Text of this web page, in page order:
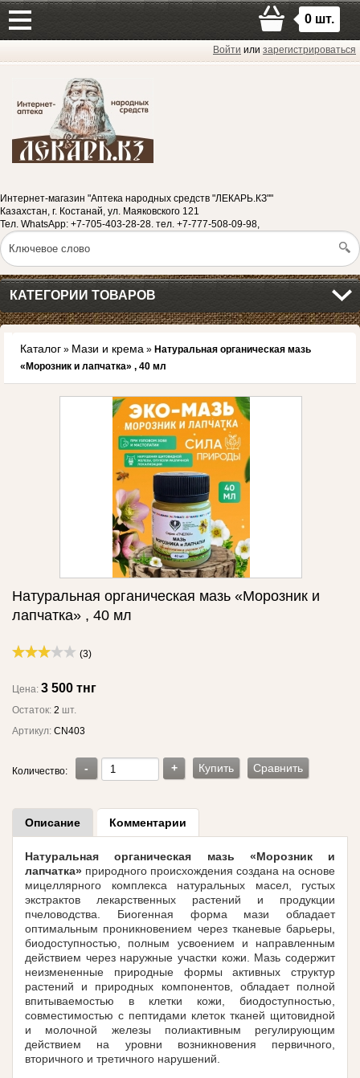
Войти или зарегистрироваться
Интернет-магазин "Аптека народных средств "ЛЕКАРЬ.КЗ""
Казахстан, г. Костанай, ул. Маяковского 121
Тел. WhatsApp: +7-705-403-28-28. тел. +7-777-508-09-98,
0 шт.
КАТЕГОРИИ ТОВАРОВ
Каталог » Мази и крема » Натуральная органическая мазь
«Морозник и лапчатка» , 40 мл
Натуральная органическая мазь «Морозник и
лапчатка» , 40 мл
(3)
Цена: 3 500 тнг
Остаток: 2 шт.
Артикул: CN403
Количество: +
- Купить Сравнить
Описание Комментарии
Натуральная органическая мазь «Морозник и
лапчатка» природного происхождения создана на основе
мицеллярного комплекса натуральных масел, густых
экстрактов лекарственных растений и продукции
пчеловодства. Биогенная форма мази обладает
оптимальным проникновением через тканевые барьеры,
биодоступностью, полным усвоением и направленным
действием через наружные участки кожи. Мазь содержит
неизмененные природные формы активных структур
растений и природных компонентов, обладает полной
впитываемостью в клетки кожи, биодоступностью,
совместимостью с пептидами клеток тканей щитовидной
и молочной железы полиактивным регулирующим
действием на уровни возникновения первичного,
вторичного и третичного нарушений.